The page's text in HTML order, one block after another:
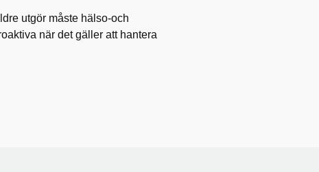
utgör måste hälso-och
när det gäller att hantera